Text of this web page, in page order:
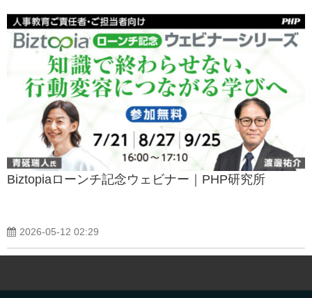
Biztopiaローンチ記念ウェビナー｜PHP研究所
2026-05-12 02:29